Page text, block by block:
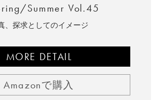
Summer Vol.45
、探求としてのイメージ
MORE DETAIL
Amazonで購入